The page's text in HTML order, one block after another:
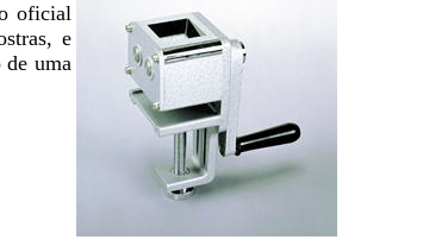
oficial
e
uma